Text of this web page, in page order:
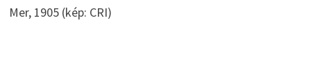
Mer, 1905 (kép: CRI)